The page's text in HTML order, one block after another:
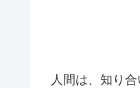
人間は、知り